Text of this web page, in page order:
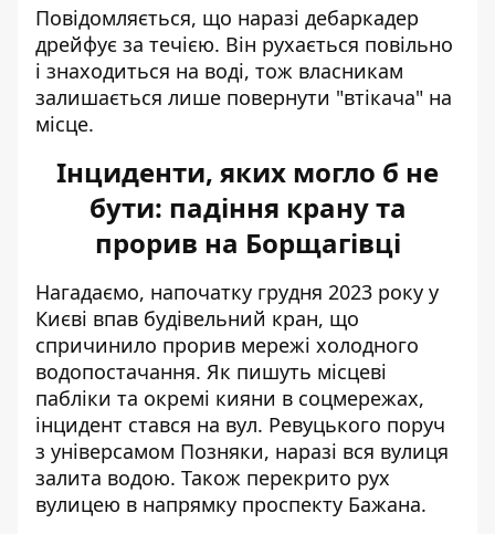
Повідомляється, що наразі дебаркадер
дрейфує за течією. Він рухається повільно
і знаходиться на воді, тож власникам
залишається лише повернути "втікача" на
місце.
Інциденти, яких могло б не
бути: падіння крану та
прорив на Борщагівці
Нагадаємо, напочатку грудня 2023 року у
Києві впав будівельний кран, що
спричинило прорив мережі холодного
водопостачання. Як пишуть місцеві
пабліки та окремі кияни в соцмережах,
інцидент стався на вул. Ревуцького поруч
з універсамом Позняки, наразі вся вулиця
залита водою. Також перекрито рух
вулицею в напрямку проспекту Бажана.